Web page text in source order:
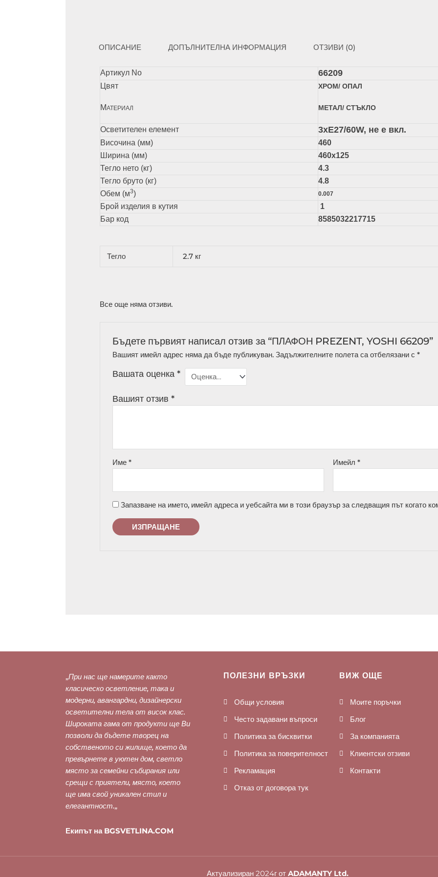
ОПИСАНИЕ ДОПЪЛНИТЕЛНА ИНФОРМАЦИЯ ОТЗИВИ (0)
Артикул No 66209
Цвят
МАТЕРИАЛ
ХРОМ/ ОПАЛ
МЕТАЛ/ СТЪКЛО
Осветителен елемент 3xЕ27/60W, не е вкл.
Височина (мм)
460
Ширина (мм)
460х125
Тегло нето (кг)
4.3
Тегло бруто (кг)
4.8
Обем (м3) 0.007
Брой изделия в кутия
1
Бар код
8585032217715
Тегло 2.7 кг
Все още няма отзиви.
Бъдете първият написал отзив за “ПЛАФОН PREZENT, YOSHI 66209”
Вашият имейл адрес няма да бъде публикуван. Задължителните полета са отбелязани с*
Вашата оценка*
Вашият отзив*
Име* Имейл *
Запазване на името, имейл адреса и уебсайта ми в този браузър за следващия път когато
„При нас ще намерите както
класическо осветление, така и
модерни, авангардни, дизайнерски
осветителни тела от висок клас.
Широката гама от продукти ще Ви
позволи да бъдете творец на
собственото си жилище, което да
превърнете в уютен дом, светло
място за семейни събирания или
срещи с приятели, място, което
ще има свой уникален стил и
елегантност.„
Екипът на BGSVETLINA.COM
ПОЛЕЗНИ ВРЪЗКИ
Общи условия
Често задавани въпроси
Политика за бисквитки
Политика за поверителност
Рекламация
Отказ от договора тук
ВИЖ ОЩЕ
Моите поръчки
Блог
За компанията
Клиентски отзиви
Контакти
Актуализиран 2024г от ADAMANTY Ltd.